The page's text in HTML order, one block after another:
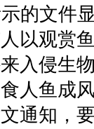
的文件
以观赏
入侵生
人鱼成
通知，